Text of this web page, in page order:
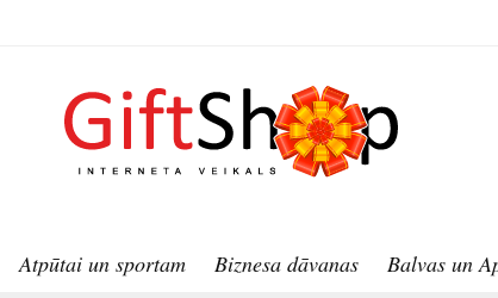
Atpūtai un sportam Biznesa dāvanas Balvas un